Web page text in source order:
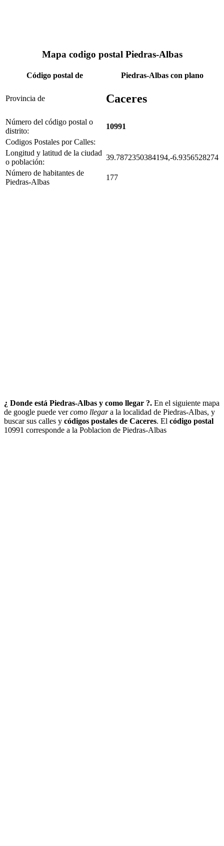
Mapa codigo postal Piedras-Albas
Código postal de Piedras-Albas con plano
Provincia de Caceres
Número del código postal o
distrito:
10991
Codigos Postales por Calles:
Longitud y latitud de la ciudad
o población:
39.7872350384194,-6.9356528274
Número de habitantes de
Piedras-Albas
177
¿ Donde está Piedras-Albas y como llegar ?. En el siguiente mapa
de google puede vercomo llegara la localidad de Piedras-Albas, y
buscar sus calles y códigos postales de Caceres. El código postal
10991 corresponde a la Poblacion de Piedras-Albas